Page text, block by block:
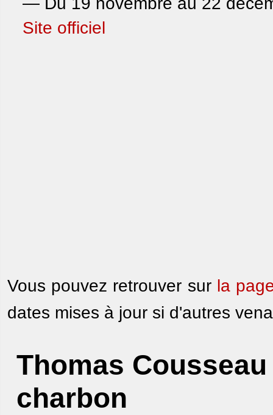
Site officiel
Vous pouvez retrouver sur la
dates mises à jour si d'autres
Thomas
charbon